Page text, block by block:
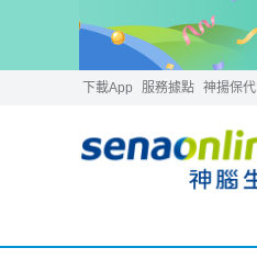
下載App 服務據點 神揚保代